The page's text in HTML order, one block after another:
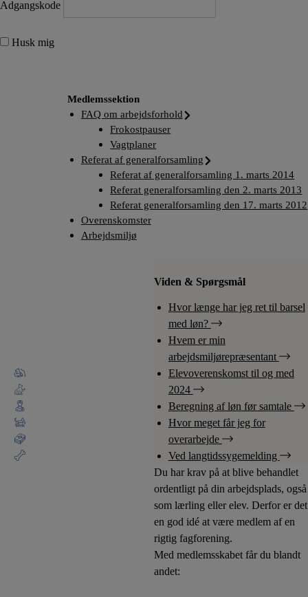
Adgangskode
Husk mig
Medlemssektion
FAQ om arbejdsforhold
Frokostpauser
Vagtplaner
Referat af generalforsamling
Referat af generalforsamling 1. marts 2014
Referat generalforsamling den 2. marts 2013
Referat generalforsamling den 17. marts 2012
Overenskomster
Arbejdsmiljø
Jobbank
Kurser & efteruddannelse
Barsel
Arbejdsmiljø
Pension
Viden & Spørgsmål
Hvor længe har jeg ret til barsel
med løn?
Hvem er min
arbejdsmiljørepræsentant
Elevoverenskomst til og med
2024
Beregning af løn før samtale
Hvor meget får jeg for
overarbejde
Ved langtidssygemelding
Du har krav på at blive behandlet
ordentligt på din arbejdsplads, også
som lærling eller elev. Derfor er det
en god idé at være medlem af en
rigtig fagforening.
Med medlemsskabet får du blandt
andet: